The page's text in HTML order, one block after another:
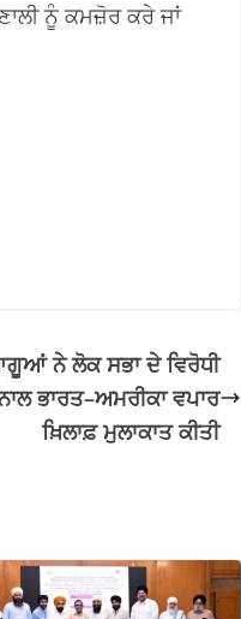
ਨੂੰ ਕਮਜ਼ੋਰ ਕਰੇ ਜਾਂ
ਨੇ ਲੋਕ ਸਭਾ ਦੇ ਵਿਰੋਧੀ
ਭਾਰਤ–ਅਮਰੀਕਾ ਵਪਾਰ
ਖ਼ਿਲਾਫ਼ ਮੁਲਾਕਾਤ ਕੀਤੀ